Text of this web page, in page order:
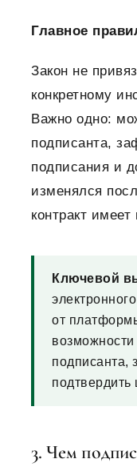
Главное
Закон не
конкретному
Важно одно:
подписанта,
подписания и
изменялся
контракт
Ключевой
от
подписанта,
подтвердить
3. Чем